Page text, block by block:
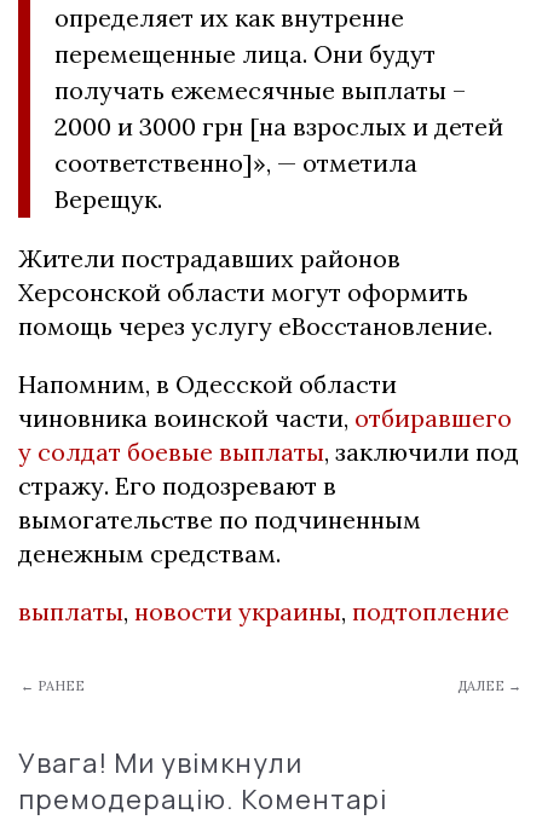
определяет их как внутренне
перемещенные лица. Они будут
получать ежемесячные выплаты –
2000 и 3000 грн [на взрослых и детей
соответственно]», — отметила
Верещук.
Жители пострадавших районов
Херсонской области могут оформить
помощь через услугу еВосстановление.
Напомним, в Одесской области
чиновника воинской части, отбиравшего
у солдат боевые выплаты, заключили под
стражу. Его подозревают в
вымогательстве по подчиненным
денежным средствам.
выплаты, новости украины, подтопление
← РАНЕЕ ДАЛЕЕ →
Увага! Ми увімкнули
премодерацію. Коментарі